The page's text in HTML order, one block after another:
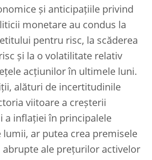
și anticipațiile privind
monetare au condus la
pentru risc, la scăderea
și la o volatilitate relativ
acțiunilor în ultimele luni.
alături de incertitudinile
viitoare a creșterii
a inflației în principalele
lumii, ar putea crea premisele
abrupte ale prețurilor activelor